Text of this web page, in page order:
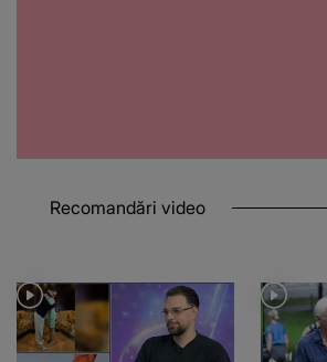
Recomandări video